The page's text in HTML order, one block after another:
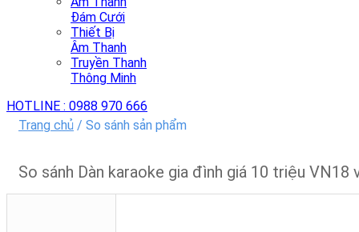
Đám Cưới
Thiết Bị
Âm Thanh
Truyền Thanh
Thông Minh
HOTLINE : 0988 970 666
Trang chủ / So sánh sản phẩm
So sánh Dàn karaoke gia đình giá 10 triệu